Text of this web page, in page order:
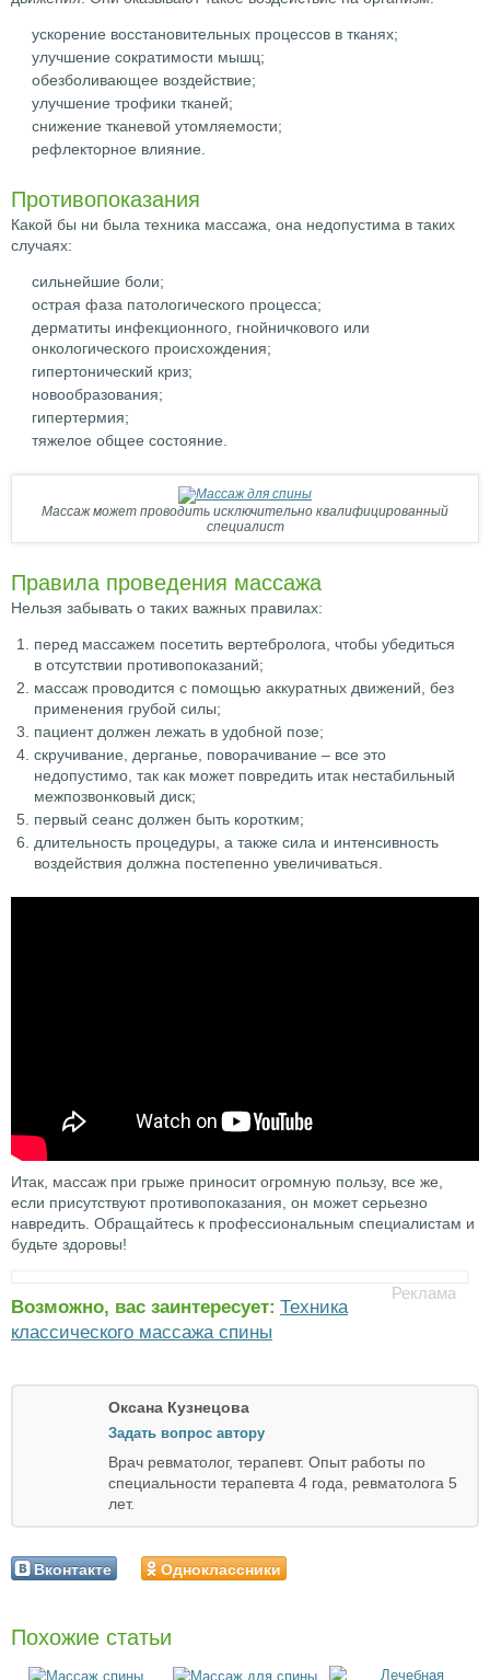
ускорение восстановительных процессов в тканях;
улучшение сократимости мышц;
обезболивающее воздействие;
улучшение трофики тканей;
снижение тканевой утомляемости;
рефлекторное влияние.
Противопоказания
Какой бы ни была техника массажа, она недопустима в таких
случаях:
сильнейшие боли;
острая фаза патологического процесса;
дерматиты инфекционного, гнойничкового или
онкологического происхождения;
гипертонический криз;
новообразования;
гипертермия;
тяжелое общее состояние.
Массаж может проводить исключительно квалифицированный
специалист
Правила проведения массажа
Нельзя забывать о таких важных правилах:
перед массажем посетить вертебролога, чтобы убедиться
в отсутствии противопоказаний;
массаж проводится с помощью аккуратных движений, без
применения грубой силы;
пациент должен лежать в удобной позе;
скручивание, дерганье, поворачивание – все это
недопустимо, так как может повредить итак нестабильный
межпозвонковый диск;
первый сеанс должен быть коротким;
длительность процедуры, а также сила и интенсивность
воздействия должна постепенно увеличиваться.
Итак, массаж при грыже приносит огромную пользу, все же,
если присутствуют противопоказания, он может серьезно
навредить. Обращайтесь к профессиональным специалистам и
будьте здоровы!
Возможно, вас заинтересует: Техника
классического массажа спины
Оксана Кузнецова
Задать вопрос автору
Врач ревматолог, терапевт. Опыт работы по
специальности терапевта 4 года, ревматолога 5
лет.
Вконтакте Одноклассники
Похожие статьи